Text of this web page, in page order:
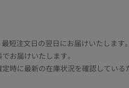
短注文日の翌日にお届けいたします。
お届けいたします。
時に最新の在庫状況を確認している